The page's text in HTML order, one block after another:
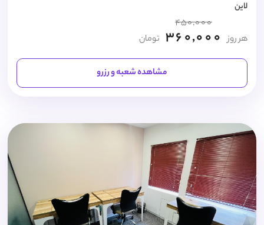
لاین
هر روز
450,000
360,000 تومان
مشاهده شعبه و رزرو